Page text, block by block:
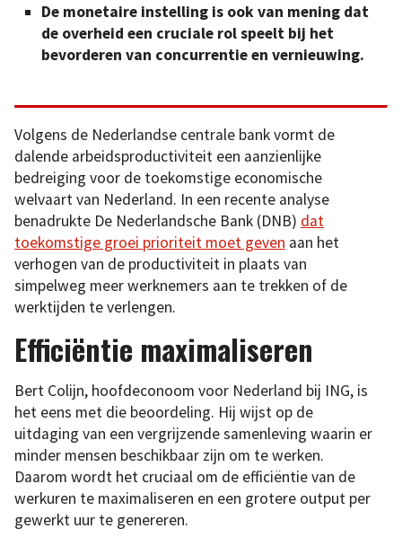
De monetaire instelling is ook van mening dat
de overheid een cruciale rol speelt bij het
bevorderen van concurrentie en vernieuwing.
Volgens de Nederlandse centrale bank vormt de
dalende arbeidsproductiviteit een aanzienlijke
bedreiging voor de toekomstige economische
welvaart van Nederland. In een recente analyse
benadrukte De Nederlandsche Bank (DNB) dat
toekomstige groei prioriteit moet geven aan het
verhogen van de productiviteit in plaats van
simpelweg meer werknemers aan te trekken of de
werktijden te verlengen.
Efficiëntie maximaliseren
Bert Colijn, hoofdeconoom voor Nederland bij ING, is
het eens met die beoordeling. Hij wijst op de
uitdaging van een vergrijzende samenleving waarin er
minder mensen beschikbaar zijn om te werken.
Daarom wordt het cruciaal om de efficiëntie van de
werkuren te maximaliseren en een grotere output per
gewerkt uur te genereren.